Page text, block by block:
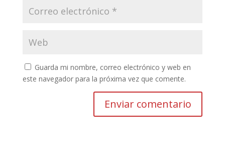
Guarda mi nombre, correo electrónico y web en
este navegador para la próxima vez que comente.